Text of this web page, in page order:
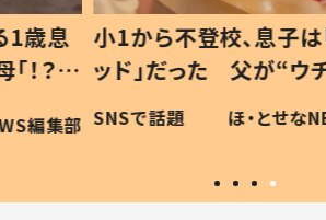
歳息
？」
編集部
小1から不登校、息子は
ッド」だった 父が“ウ
作り続ける理由とは #
#令和の子
SNSで話題 ほ・とせな